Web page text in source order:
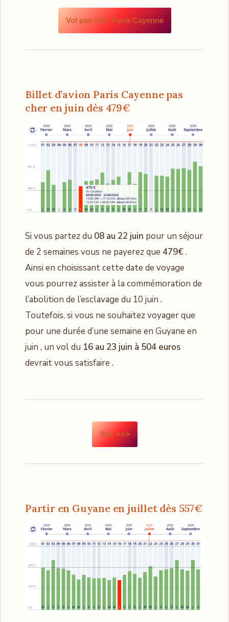
Vol pas cher Paris Cayenne
Billet d’avion Paris Cayenne pas
cher en juin dès 479€
Si vous partez du 08 au 22 juin pour un séjour
de 2 semaines vous ne payerez que 479€.
Ainsi en choisissant cette date de voyage
vous pourrez assister à la commémoration de
l’abolition de l’esclavage du 10 juin .
Toutefois, si vous ne souhaitez voyager que
pour une durée d’une semaine en Guyane en
juin , un vol du 16 au 23 juin à 504 euros
devrait vous satisfaire .
Voir >>>
Partir en Guyane en juillet dès 557€